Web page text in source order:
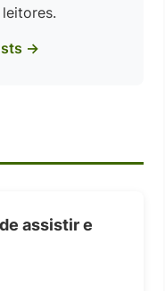
→
assistir e